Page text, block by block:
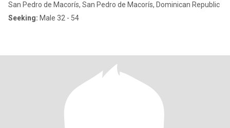
San Pedro de Macorís, San Pedro de Macorís, Dominican Republic
Seeking: Male 32 - 54